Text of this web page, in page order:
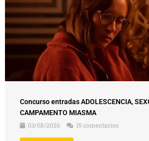
Concurso entradas ADOLESCENCIA,
CAMPAMENTO MIASMA
03/08/2026
15 comentarios